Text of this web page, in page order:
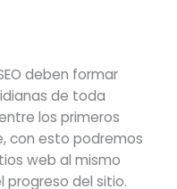
deben formar
de toda
los primeros
con esto podremos
web al mismo
del sitio.